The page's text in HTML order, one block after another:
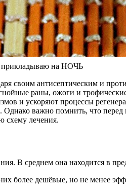
прикладываю на НОЧЬ
своим антисептическим и
раны, ожоги и
и ускоряют процессы
важно помнить, что перед
схему лечения.
В среднем она находится в
более дешёвые, но не менее